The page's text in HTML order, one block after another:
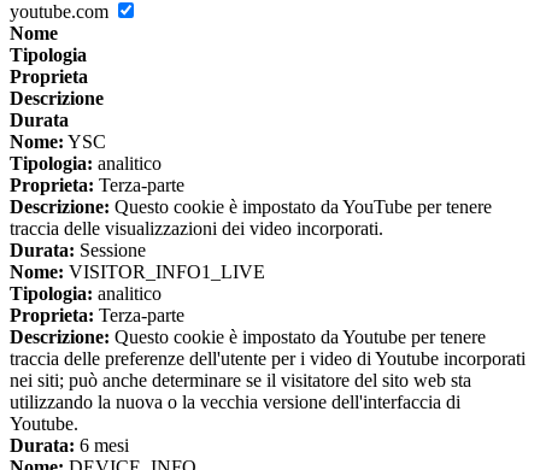
youtube.com
Nome
Tipologia
Proprieta
Descrizione
Durata
Nome: YSC
Tipologia: analitico
Proprieta: Terza-parte
Descrizione: Questo cookie è impostato da YouTube per tenere
traccia delle visualizzazioni dei video incorporati.
Durata: Sessione
Nome: VISITOR_INFO1_LIVE
Tipologia: analitico
Proprieta: Terza-parte
Descrizione: Questo cookie è impostato da Youtube per tenere
traccia delle preferenze dell'utente per i video di Youtube incorporati
nei siti; può anche determinare se il visitatore del sito web sta
utilizzando la nuova o la vecchia versione dell'interfaccia di
Youtube.
Durata: 6 mesi